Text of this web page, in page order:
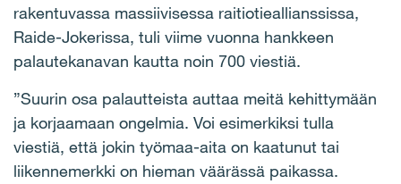
rakentuvassa massiivisessa raitiotieallianssissa,
Raide-Jokerissa, tuli viime vuonna hankkeen
palautekanavan kautta noin 700 viestiä.
”Suurin osa palautteista auttaa meitä kehittymään
ja korjaamaan ongelmia. Voi esimerkiksi tulla
viestiä, että jokin työmaa-aita on kaatunut tai
liikennemerkki on hieman väärässä paikassa.